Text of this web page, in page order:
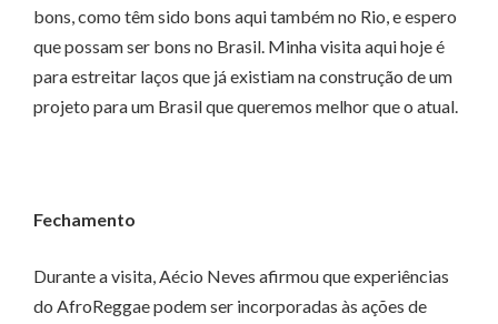
bons, como têm sido bons aqui também no Rio, e espero
que possam ser bons no Brasil. Minha visita aqui hoje é
para estreitar laços que já existiam na construção de um
projeto para um Brasil que queremos melhor que o atual.
Fechamento
Durante a visita, Aécio Neves afirmou que experiências
do AfroReggae podem ser incorporadas às ações de